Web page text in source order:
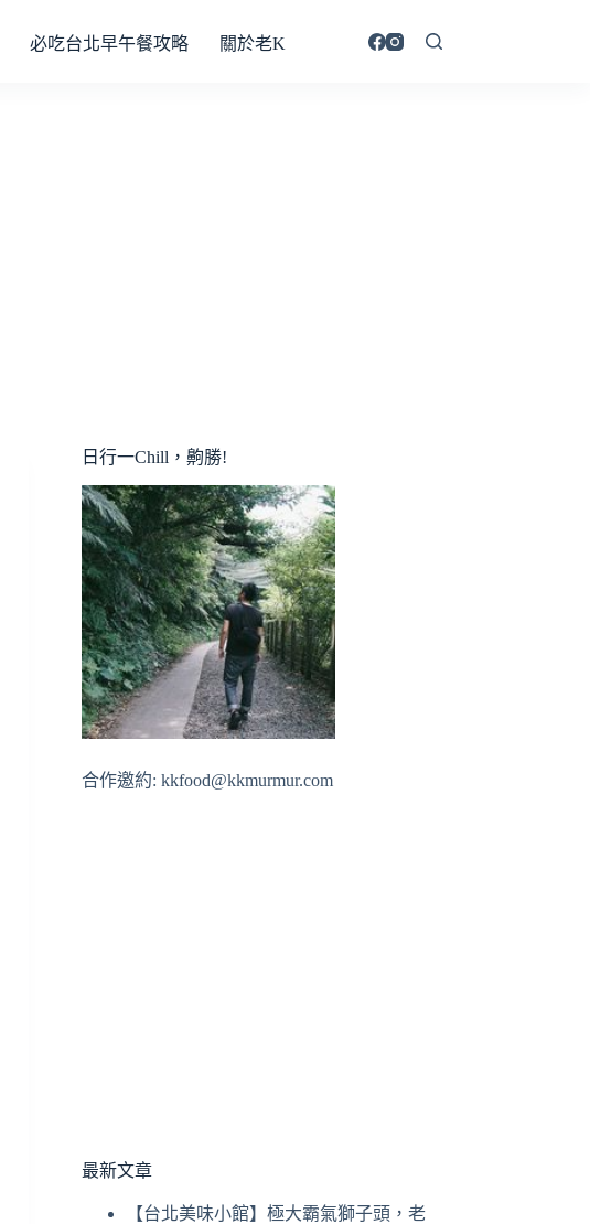
必吃台北早午餐攻略 關於老K
日行一Chill，齁勝!
合作邀約: kkfood@kkmurmur.com
最新文章
【台北美味小館】極大霸氣獅子頭，老